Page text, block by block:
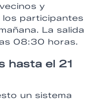
y
los participantes
La salida
08:30 horas.
hasta el 21
un sistema